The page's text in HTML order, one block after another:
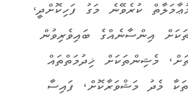
ކުރެވޭނެ މަގު ފަހިކޮށްދީ،
އިންސާނެއްގެ ބައިވެރިވުން
މެޝިންތަކަށް ޚިދުމަތްތައް
މެދު މަޝްވަރާކޮށް، ފައިސާ